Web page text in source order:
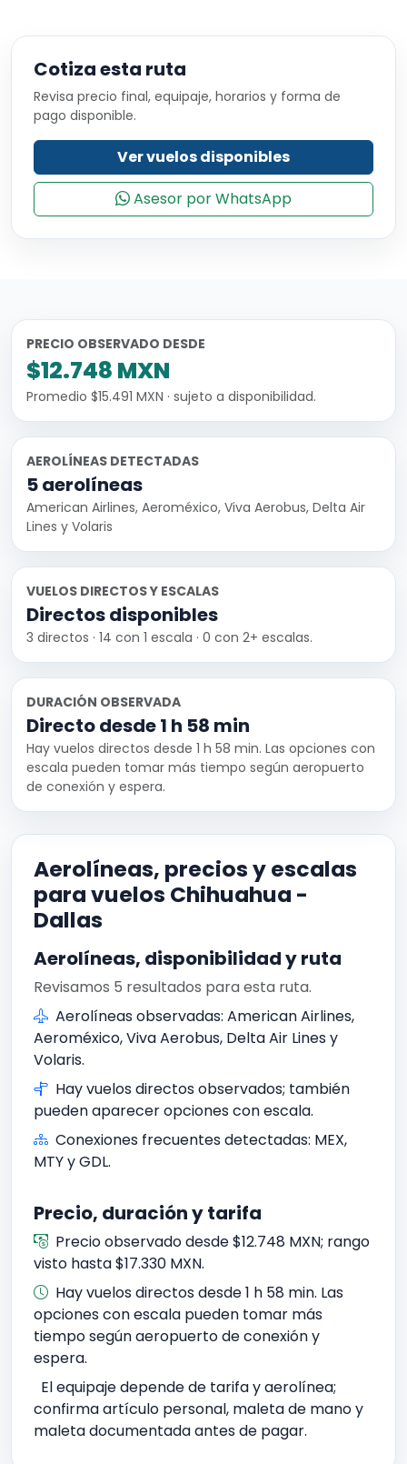
Cotiza esta ruta
Revisa precio final, equipaje, horarios y forma de
pago disponible.
Ver vuelos disponibles
Asesor por WhatsApp
PRECIO OBSERVADO DESDE
$12.748 MXN
Promedio $15.491 MXN · sujeto a disponibilidad.
AEROLÍNEAS DETECTADAS
5 aerolíneas
American Airlines, Aeroméxico, Viva Aerobus, Delta Air
Lines y Volaris
VUELOS DIRECTOS Y ESCALAS
Directos disponibles
3 directos · 14 con 1 escala · 0 con 2+ escalas.
DURACIÓN OBSERVADA
Directo desde 1 h 58 min
Hay vuelos directos desde 1 h 58 min. Las opciones con
escala pueden tomar más tiempo según aeropuerto
de conexión y espera.
Aerolíneas, precios y escalas
para vuelos Chihuahua -
Dallas
Aerolíneas, disponibilidad y ruta
Revisamos 5 resultados para esta ruta.
Aerolíneas observadas: American Airlines,
Aeroméxico, Viva Aerobus, Delta Air Lines y
Volaris.
Hay vuelos directos observados; también
pueden aparecer opciones con escala.
Conexiones frecuentes detectadas: MEX,
MTY y GDL.
Precio, duración y tarifa
Precio observado desde $12.748 MXN; rango
visto hasta $17.330 MXN.
Hay vuelos directos desde 1 h 58 min. Las
opciones con escala pueden tomar más
tiempo según aeropuerto de conexión y
espera.
El equipaje depende de tarifa y aerolínea;
confirma artículo personal, maleta de mano y
maleta documentada antes de pagar.